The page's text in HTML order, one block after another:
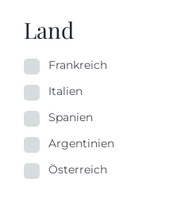
Land
Frankreich
Italien
Spanien
Argentinien
Österreich